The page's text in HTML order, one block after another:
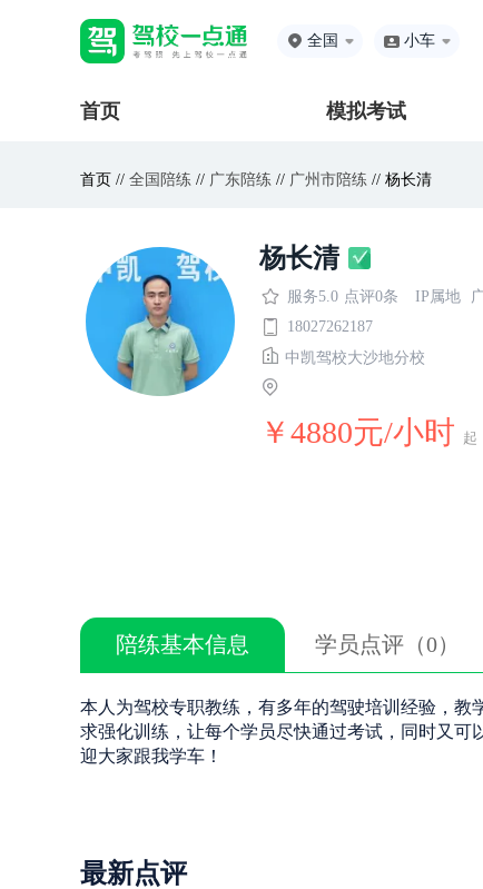
全国 小车
首页 模拟考试
首页 // 全国陪练 // 广东陪练 // 广州市陪练 // 杨长清
杨长清
服务5.0 点评0条 IP属地
18027262187
中凯驾校大沙地分校
￥4880元/小时 起
陪练基本信息 学员点评（0）
本人为驾校专职教练，有多年的驾驶培训经验，
求强化训练，让每个学员尽快通过考试，同时又
迎大家跟我学车！
最新点评